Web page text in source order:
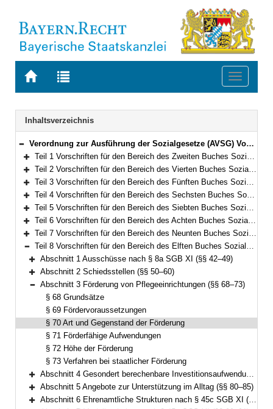
Zur
BAYERN.RECHT
Zur
letzten
Suche
Toggle
Navigation
Inhaltsverzeichnis
Bereich reduzieren
Verordnung zur Ausführung der Sozialgesetze (AVSG) Vom 2. Dezember 2008 (GVBl. S. 912, 982) BayRS 86-8-A/G (§§ 1–155)
Bereich erweitern
Teil 1 Vorschriften für den Bereich des Zweiten Buches Sozialgesetzbuch (§§ 1–2)
Bereich erweitern
Teil 2 Vorschriften für den Bereich des Vierten Buches Sozialgesetzbuch – Gemeinsame Vorschriften für die Sozialversicherung – (§§ 5–5f)
Bereich erweitern
Teil 3 Vorschriften für den Bereich des Fünften Buches Sozialgesetzbuch – Gesetzliche Krankenversicherung – (§§ 6–10)
Bereich erweitern
Teil 4 Vorschriften für den Bereich des Sechsten Buches Sozialgesetzbuch – Gesetzliche Rentenversicherung – und für den Bereich des Gesetzes über die Alterssicherung der Landwirte und des Gesetzes zur Förderung der Einstellung der landwirtschaftlichen Erwerbstätigkeit (§§ 11–15)
Bereich erweitern
Teil 5 Vorschriften für den Bereich des Siebten Buches Sozialgesetzbuch – Gesetzliche Unfallversicherung – (§§ 16–21)
Bereich erweitern
Teil 6 Vorschriften für den Bereich des Achten Buches Sozialgesetzbuch – Kinder- und Jugendhilfe – und für weitere Regelungen des Kinder- und Jugendhilferechts (§§ 22–40f)
Bereich erweitern
Teil 7 Vorschriften für den Bereich des Neunten Buches Sozialgesetzbuch – Rehabilitation und Teilhabe Menschen mit Behinderungen – (§§ 41–41h)
Bereich reduzieren
Teil 8 Vorschriften für den Bereich des Elften Buches Sozialgesetzbuch – Soziale Pflegeversicherung – (§§ 42–94)
Bereich erweitern
Abschnitt 1 Ausschüsse nach § 8a SGB XI (§§ 42–49)
Bereich erweitern
Abschnitt 2 Schiedsstellen (§§ 50–60)
Bereich reduzieren
Abschnitt 3 Förderung von Pflegeeinrichtungen (§§ 68–73)
§ 68 Grundsätze
§ 69 Fördervoraussetzungen
§ 70 Art und Gegenstand der Förderung
§ 71 Förderfähige Aufwendungen
§ 72 Höhe der Förderung
§ 73 Verfahren bei staatlicher Förderung
Bereich erweitern
Abschnitt 4 Gesondert berechenbare Investitionsaufwendungen (§§ 74–79)
Bereich erweitern
Abschnitt 5 Angebote zur Unterstützung im Alltag (§§ 80–85)
Abschnitt 6 Ehrenamtliche Strukturen nach § 45c SGB XI (§§ 86–88)